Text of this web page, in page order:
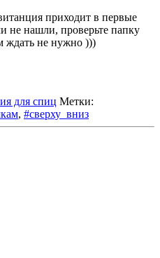
приходит в первые
не нашли, проверьте папку
не нужно )))
для спиц Метки:
, #сверху_вниз